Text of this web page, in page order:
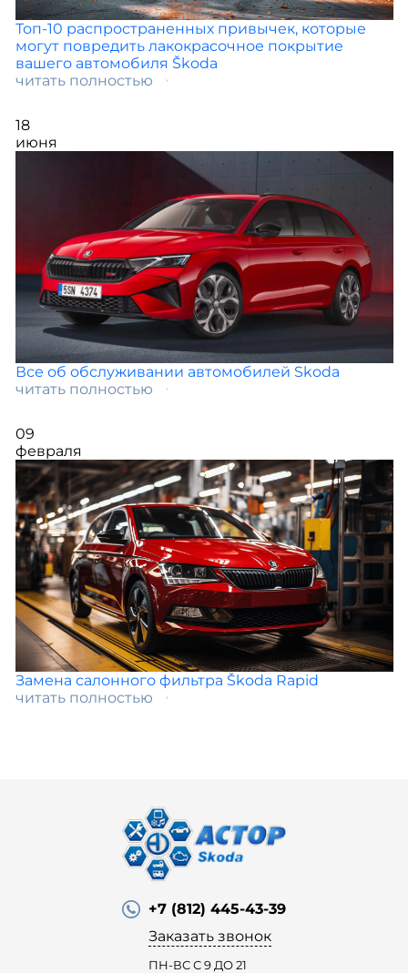
Топ-10 распространенных привычек, которые
могут повредить лакокрасочное покрытие
вашего автомобиля Škoda
читать полностью
18
июня
Все об обслуживании автомобилей Skoda
читать полностью
09
февраля
Замена салонного фильтра Škoda Rapid
читать полностью
+7 (812) 445-43-39
Заказать звонок
ПН-ВС С 9 ДО 21